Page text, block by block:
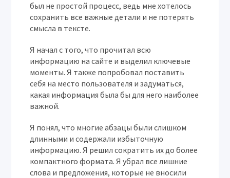
был не простой процесс, ведь мне хотелось
сохранить все важные детали и не потерять
смысла в тексте.
Я начал с того, что прочитал всю
информацию на сайте и выделил ключевые
моменты. Я также попробовал поставить
себя на место пользователя и задуматься,
какая информация была бы для него наиболее
важной.
Я понял, что многие абзацы были слишком
длинными и содержали избыточную
информацию. Я решил сократить их до более
компактного формата. Я убрал все лишние
слова и предложения, которые не вносили